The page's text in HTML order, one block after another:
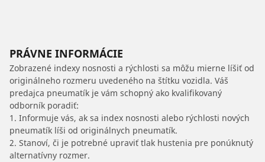
PRÁVNE INFORMÁCIE
Zobrazené indexy nosnosti a rýchlosti sa môžu mierne líšiť od
originálneho rozmeru uvedeného na štítku vozidla. Váš
predajca pneumatík je vám schopný ako kvalifikovaný
odborník poradiť:
1. Informuje vás, ak sa index nosnosti alebo rýchlosti nových
pneumatík líši od originálnych pneumatík.
2. Stanoví, či je potrebné upraviť tlak hustenia pre ponúknutý
alternatívny rozmer.